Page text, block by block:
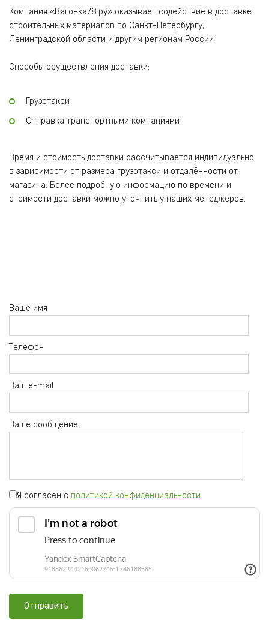
Компания «Вагонка78.ру» оказывает содействие в доставке
строительных материалов по Санкт-Петербургу,
Ленинградской области и другим регионам России
Способы осуществления доставки:
Грузотакси
Отправка транспортными компаниями
Время и стоимость доставки рассчитывается индивидуально
в зависимости от размера грузотакси и отдалённости от
магазина. Более подробную информацию по времени и
стоимости доставки можно уточнить у наших менеджеров.
Ваше имя
Телефон
Ваш e-mail
Ваше сообщение
Я согласен с политикой конфиденциальности.